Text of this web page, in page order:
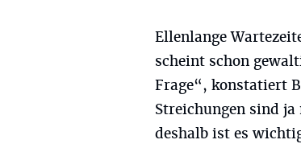
Ellenlange
scheint schon
Frage“, konstatiert
Streichungen sind
deshalb ist es